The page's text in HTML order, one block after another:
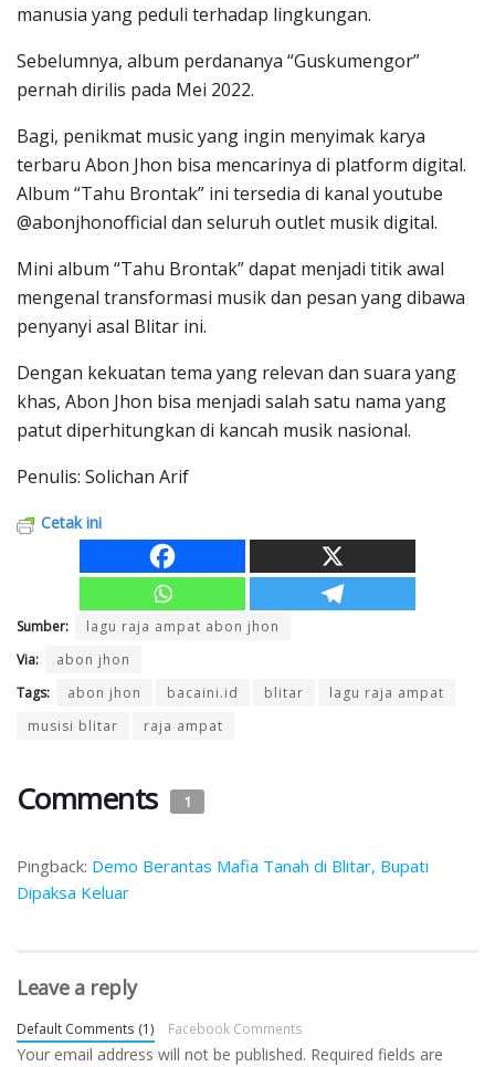
manusia yang peduli terhadap lingkungan.
Sebelumnya, album perdananya “Guskumengor”
pernah dirilis pada Mei 2022.
Bagi, penikmat music yang ingin menyimak karya
terbaru Abon Jhon bisa mencarinya di platform digital.
Album “Tahu Brontak” ini tersedia di kanal youtube
@abonjhonofficial dan seluruh outlet musik digital.
Mini album “Tahu Brontak” dapat menjadi titik awal
mengenal transformasi musik dan pesan yang dibawa
penyanyi asal Blitar ini.
Dengan kekuatan tema yang relevan dan suara yang
khas, Abon Jhon bisa menjadi salah satu nama yang
patut diperhitungkan di kancah musik nasional.
Penulis: Solichan Arif
Cetak ini
Sumber:
lagu raja ampat abon jhon
Via:
abon jhon
Tags:
abon jhon bacaini.id blitar
lagu raja ampat
musisi blitar
raja ampat
Comments 1
Pingback: Demo Berantas Mafia Tanah di Blitar, Bupati
Dipaksa Keluar
Leave a reply
Default Comments (1) Facebook Comments
Your email address will not be published. Required fields are